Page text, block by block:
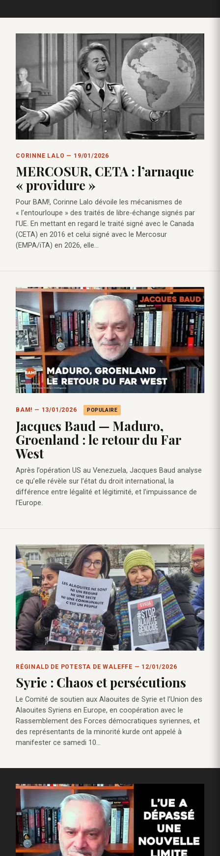
CORINNE LALO — 19/01/2026
MERCOSUR, CETA : l’arnaque
« providure »
Pour BAM!, Corinne Lalo dévoile les mécanismes de
« l’entourloupe » des traités de libre-échange signés par
l’UE. En mettant en regard le traité signé avec le Canada
(CETA) en 2016 et celui signé avec le Mercosur
(EMPA/iTA) en 2026, elle…
BAM! — 13/01/2026 POPULAIRE
Jacques Baud — Maduro,
Groenland : le retour du Far
West
Après l’opération US au Venezuela, Jacques Baud analyse
ce qu’elle révèle sur l’état du droit international, la
différence entre légalité et légitimité, et l’impuissance de
l’Europe.
RÉGINALD DE POTESTA DE WALEFFE — 12/01/2026
Syrie : Chaos et persécutions
Le Comité de soutien aux Alaouites de Syrie et l’Union des
Alaouites Syriens en Europe, en coopération avec le
Rassemblement des Forces démocratiques syriennes, et
des représentants de la minorité kurde ont appelé à
manifester ce samedi 10…